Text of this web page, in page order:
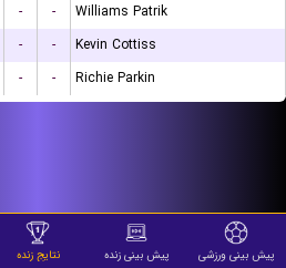
- -
Williams Patrik
- -
Kevin Cottiss
- - Richie Parkin
پیش بینی ورزشی پیش بینی زنده نتایج زنده